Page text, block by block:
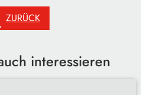
ZURÜCK
interessieren